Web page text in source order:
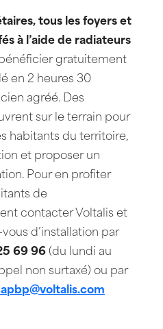
tous les foyers et
à l’aide de radiateurs
gratuitement
en 2 heures 30
agréé. Des
sur le terrain pour
habitants du territoire,
et proposer un
Pour en profiter
de
contacter Voltalis et
d’installation par
69 96 (du lundi au
non surtaxé) ou par